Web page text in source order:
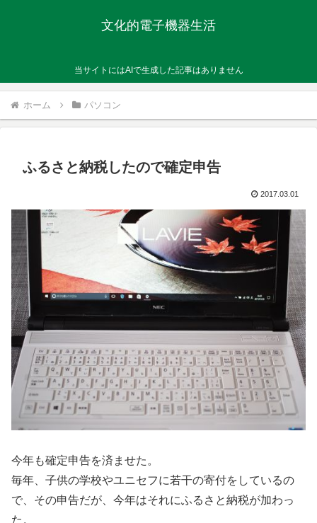
文化的電子機器生活
当サイトにはAIで生成した記事はありません
ホーム パソコン
ふるさと納税したので確定申告
2017.03.01
今年も確定申告を済ませた。
毎年、子供の学校やユニセフに若干の寄付をしているの
で、その申告だが、今年はそれにふるさと納税が加わっ
た。